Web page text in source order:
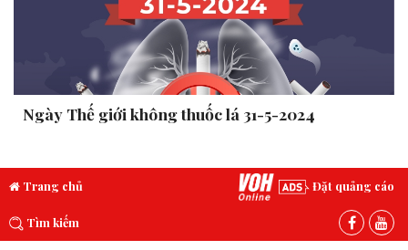
Ngày Thế giới không thuốc lá 31-5-2024
Trang chủ Đặt quảng cáo
Tìm kiếm